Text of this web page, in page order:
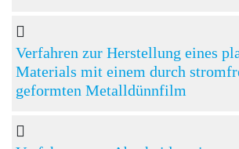
Verfahren zur Herstellung eines
Materials mit einem durch
geformten Metalldünnfilm